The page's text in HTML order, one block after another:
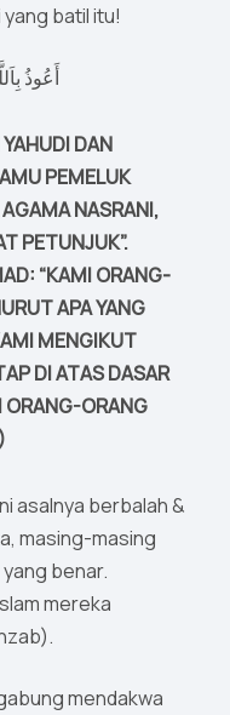
batil itu!
أَعُوذُ
DAN
PEMELUK
NASRANI,
PETUNJUK”.
“KAMI ORANG-
APA YANG
MENGIKUT
DI ATAS DASAR
ORANG-ORANG
asalnya berbalah &
masing-masing
benar.
mereka
mendakwa